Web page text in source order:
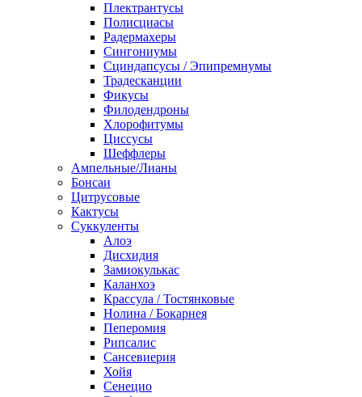
Плектрантусы
Полисциасы
Радермахеры
Сингониумы
Сциндапсусы / Эпипремнумы
Традесканции
Фикусы
Филодендроны
Хлорофитумы
Циссусы
Шеффлеры
Ампельные/Лианы
Бонсаи
Цитрусовые
Кактусы
Суккуленты
Алоэ
Дисхидия
Замиокулькас
Каланхоэ
Крассула / Тостянковые
Нолина / Бокарнея
Пеперомия
Рипсалис
Сансевиерия
Хойя
Сенецио